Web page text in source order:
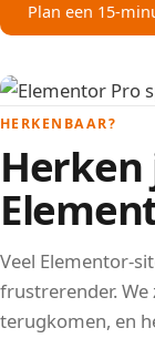
Plan een 15-
HERKENBAAR?
Herken
Veel Elementor-
frustrerender. We
terugkomen, en